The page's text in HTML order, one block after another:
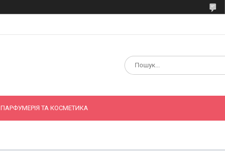
ПАРФУМЕРІЯ ТА КОСМЕТИКА